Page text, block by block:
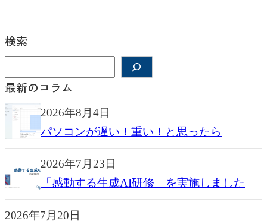
検索
索
最新のコラム
2026年8月4日
パソコンが遅い！重い！と思ったら
2026年7月23日
「感動する生成AI研修」を実施しました
2026年7月20日